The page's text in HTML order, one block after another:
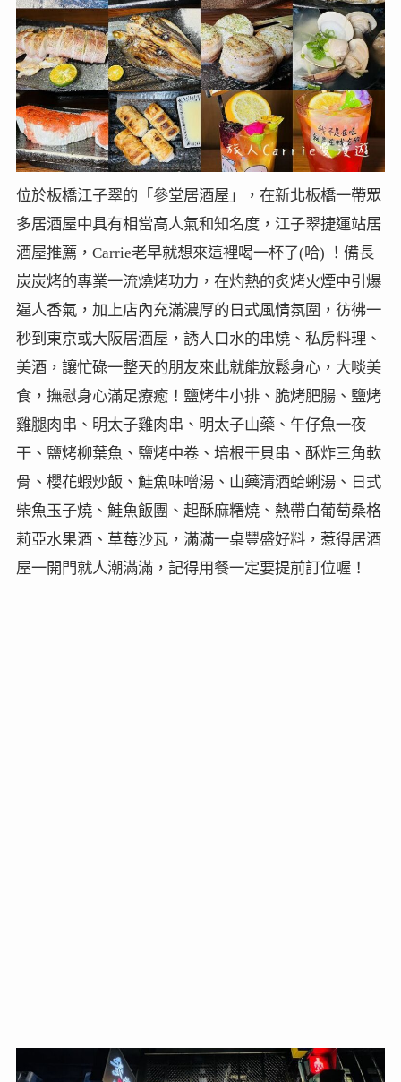
位於板橋江子翠的「參堂居酒屋」，在新北板橋一帶眾
多居酒屋中具有相當高人氣和知名度，江子翠捷運站居
酒屋推薦，Carrie老早就想來這裡喝一杯了(哈) ！備長
炭炭烤的專業一流燒烤功力，在灼熱的炙烤火煙中引爆
逼人香氣，加上店內充滿濃厚的日式風情氛圍，彷彿一
秒到東京或大阪居酒屋，誘人口水的串燒、私房料理、
美酒，讓忙碌一整天的朋友來此就能放鬆身心，大啖美
食，撫慰身心滿足療癒！鹽烤牛小排、脆烤肥腸、鹽烤
雞腿肉串、明太子雞肉串、明太子山藥、午仔魚一夜
干、鹽烤柳葉魚、鹽烤中卷、培根干貝串、酥炸三角軟
骨、櫻花蝦炒飯、鮭魚味噌湯、山藥清酒蛤蜊湯、日式
柴魚玉子燒、鮭魚飯團、起酥麻糬燒、熱帶白葡萄桑格
莉亞水果酒、草莓沙瓦，滿滿一桌豐盛好料，惹得居酒
屋一開門就人潮滿滿，記得用餐一定要提前訂位喔！